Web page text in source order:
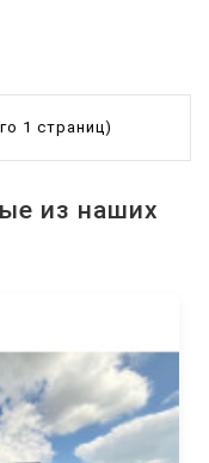
1 страниц)
из наших